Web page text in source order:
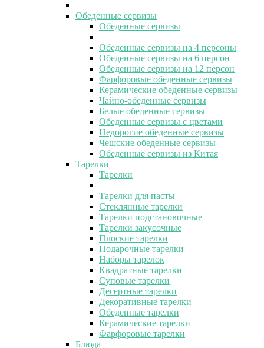
Обеденные сервизы
Обеденные сервизы
Обеденные сервизы на 4 персоны
Обеденные сервизы на 6 персон
Обеденные сервизы на 12 персон
Фарфоровые обеденные сервизы
Керамические обеденные сервизы
Чайно-обеденные сервизы
Белые обеденные сервизы
Обеденные сервизы с цветами
Недорогие обеденные сервизы
Чешские обеденные сервизы
Обеденные сервизы из Китая
Тарелки
Тарелки
Тарелки для пасты
Стеклянные тарелки
Тарелки подстановочные
Тарелки закусочные
Плоские тарелки
Подарочные тарелки
Наборы тарелок
Квадратные тарелки
Суповые тарелки
Десертные тарелки
Декоративные тарелки
Обеденные тарелки
Керамические тарелки
Фарфоровые тарелки
Блюда